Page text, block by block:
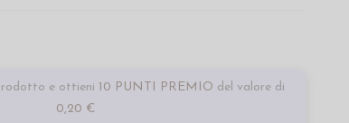
e ottieni 10 PUNTI PREMIO del valore di
0,20 €